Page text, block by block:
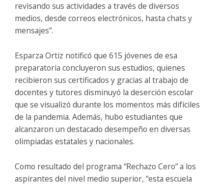
revisando sus actividades a través de diversos
medios, desde correos electrónicos, hasta chats y
mensajes”.
Esparza Ortiz notificó que 615 jóvenes de esa
preparatoria concluyeron sus estudios, quienes
recibieron sus certificados y gracias al trabajo de
docentes y tutores disminuyó la deserción escolar
que se visualizó durante los momentos más difíciles
de la pandemia. Además, hubo estudiantes que
alcanzaron un destacado desempeño en diversas
olimpiadas estatales y nacionales.
Como resultado del programa “Rechazo Cero” a los
aspirantes del nivel medio superior, “esta escuela